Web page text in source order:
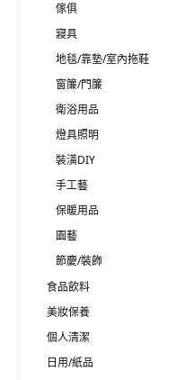
傢俱
寢具
地毯/靠墊/室內拖鞋
窗簾/門簾
衛浴用品
燈具照明
裝潢DIY
手工藝
保暖用品
園藝
節慶/裝飾
食品飲料
美妝保養
個人清潔
日用/紙品